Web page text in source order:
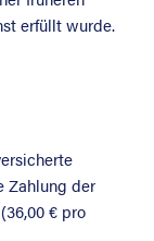
erfüllt wurde.
Zahlung der
€ pro